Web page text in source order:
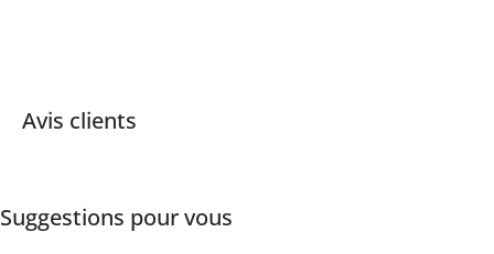
Avis clients
Suggestions pour vous